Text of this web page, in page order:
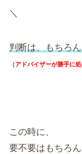
＼
判断は、もちろ
（アドバイザーが勝手に
この時に、
要不要はもちろん